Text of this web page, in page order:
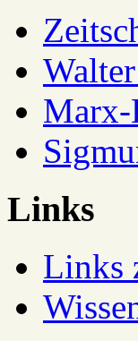
Marx-
Links
Links